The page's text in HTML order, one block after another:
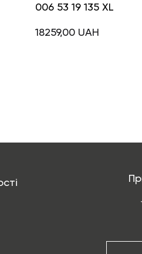
006 53 19 135 XL
18259,00 UAH